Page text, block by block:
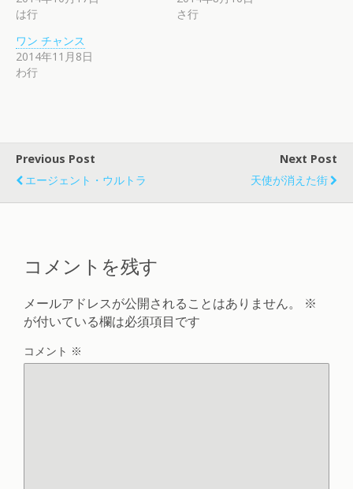
は行
さ行
ワン チャンス
2014年11月8日
わ行
Previous Post
エージェント・ウルトラ
Next Post
天使が消えた街
コメントを残す
メールアドレスが公開されることはありません。
※
が付いている欄は必須項目です
コメント ※